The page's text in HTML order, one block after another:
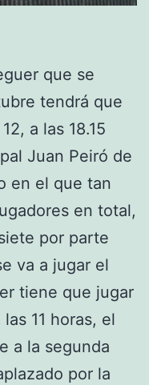
que se
tendrá que
a las 18.15
Juan Peiró de
en el que tan
en total,
por parte
va a jugar el
tiene que jugar
11 horas, el
a la segunda
por la